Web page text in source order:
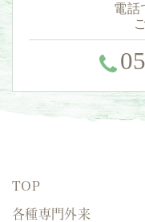
電話
TOP
各種専門外来